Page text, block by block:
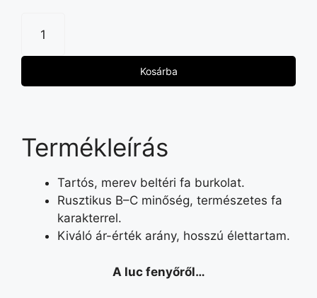
Kosárba
Termékleírás
Tartós, merev beltéri fa burkolat.
Rusztikus B–C minőség, természetes fa
karakterrel.
Kiváló ár-érték arány, hosszú élettartam.
A luc fenyőről…